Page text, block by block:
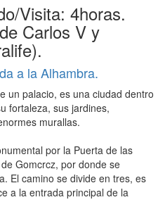
Visita: 4horas.
Carlos V y
a la Alhambra.
un palacio, es una ciudad dentro
fortaleza, sus jar­dines,
murallas.
por la Puerta de las
Gomcrcz, por donde se
El camino se divide en tres, es
a la entrada principal de la